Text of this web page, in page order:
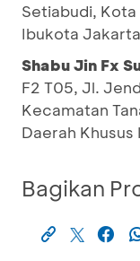
Setiabudi,
Ibukota
Shabu Jin Fx
F2 T05, Jl.
Kecamatan
Daerah
Bagikan